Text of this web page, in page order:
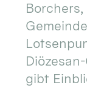
gibt